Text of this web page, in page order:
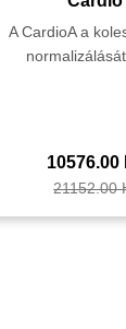
A CardioA a
10576.00
21152.00